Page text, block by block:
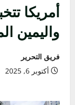
أمريكا
واليمين
فريق التحرير
أكتوبر 6, 2025